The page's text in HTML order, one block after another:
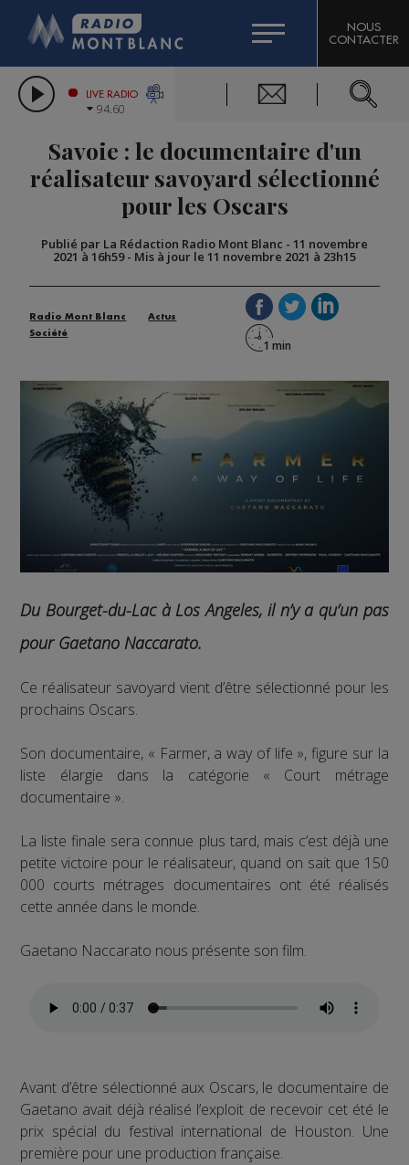
LES CHRONIQUES DE L'EXPERT
CITIZEN MACHINERY
GRAND MASSIF DOMAINES SKIABLES
BIGARD
COMPAGNIE DU MONT-BLANC
NOUS
CONTACTER
LIVE RADIO
94.60
Savoie : le documentaire d'un
réalisateur savoyard sélectionné
pour les Oscars
Publié par La Rédaction Radio Mont Blanc - 11 novembre
2021 à 16h59- Mis à jour le 11 novembre 2021 à 23h15
Radio Mont Blanc
Actus
Société
Du Bourget-du-Lac à Los Angeles, il n’y a qu’un pas
pour Gaetano Naccarato.
Ce réalisateur savoyard vient d’être sélectionné pour les
prochains Oscars.
Son documentaire, « Farmer, a way of life », figure sur la
liste élargie dans la catégorie « Court métrage
documentaire ».
La liste finale sera connue plus tard, mais c’est déjà une
petite victoire pour le réalisateur, quand on sait que 150
000 courts métrages documentaires ont été réalisés
cette année dans le monde.
Gaetano Naccarato nous présente son film.
Avant d’être sélectionné aux Oscars, le documentaire de
Gaetano avait déjà réalisé l’exploit de recevoir cet été le
prix spécial du festival international de Houston. Une
première pour une production française.